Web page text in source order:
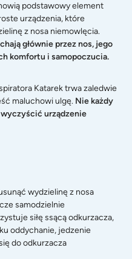
podstawowy element
urządzenia, które
z nosa niemowlęcia.
głównie przez nos, jego
komfortu i samopoczucia.
Katarek trwa zaledwie
maluchowi ulgę. Nie każdy
urządzenie
wydzielinę z nosa
samodzielnie
siłę ssącą odkurzacza,
oddychanie, jedzenie
do odkurzacza